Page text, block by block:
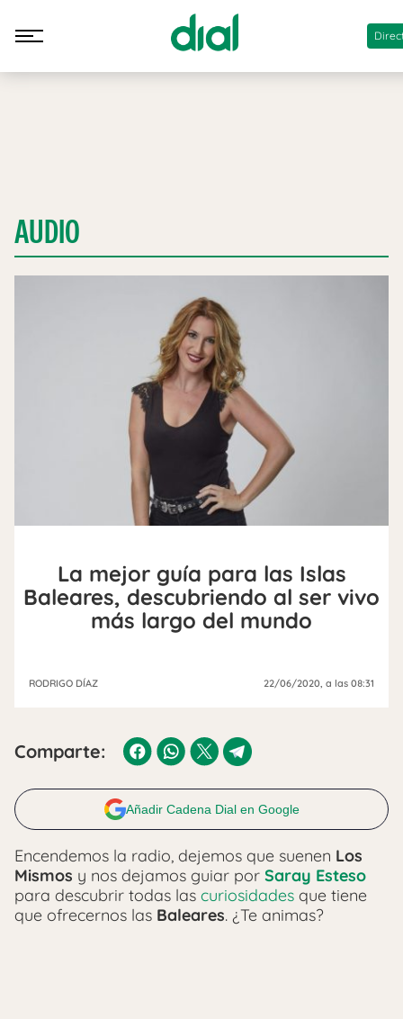
AUDIO
La mejor guía para las Islas
Baleares, descubriendo al ser vivo
más largo del mundo
RODRIGO DÍAZ 22/06/2020 , a las 08:31
Comparte:
Añadir Cadena Dial en Google
Encendemos la radio, dejemos que suenen Los
Mismos y nos dejamos guiar por Saray Esteso
para descubrir todas las curiosidades que tiene
que ofrecernos las Baleares. ¿Te animas?